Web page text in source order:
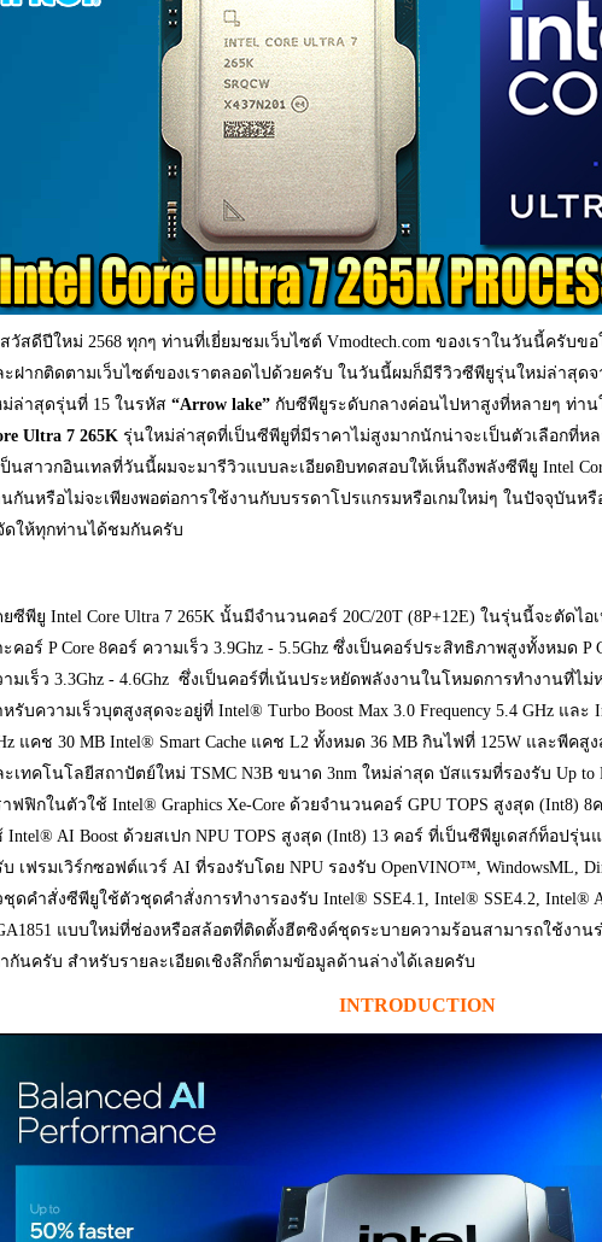
สวัสดีปีใหม่ 2568 ทุกๆ ท่านที่เยี่ยมชมเว็บไซต์ Vmodtech.com ของเราในวันนี้ครับ
ะฝากติดตามเว็บไซต์ของเราตลอดไปด้วยครับ ในวันนี้ผมก็มีรีวิวซีพียูรุ่นใหม่ล่าสุดจ
ม่ล่าสุดรุ่นที่ 15 ในรหัส “Arrow lake” กับซีพียูระดับกลางค่อนไปหาสูงที่หลายๆ ท่า
Ultra 7 265K รุ่นใหม่ล่าสุดที่เป็นซีพียูที่มีราคาไม่สูงมากนักน่าจะเป็นตัวเลือกที่ห
นสาวกอินเทลที่วันนี้ผมจะมารีวิวแบบละเอียดยิบทดสอบให้เห็นถึงพลังซีพียู Intel
นกันหรือไม่จะเพียงพอต่อการใช้งานกับบรรดาโปรแกรมหรือเกมใหม่ๆ ในปัจจุบันห
ดให้ทุกท่านได้ชมกันครับ
ยซีพียู Intel Core Ultra 7 265K นั้นมีจำนวนคอร์ 20C/20T (8P+12E) ในรุ่นนี้จะตัดไอ
คอร์ P Core 8คอร์ ความเร็ว 3.9Ghz - 5.5Ghz ซึ่งเป็นคอร์ประสิทธิภาพสูงทั้งหมด P
ามเร็ว 3.3Ghz - 4.6Ghz ซึ่งเป็นคอร์ที่เน้นประหยัดพลังงานในโหมดการทำงานที่ไ
รับความเร็วบุตสูงสุดจะอยู่ที่ Intel® Turbo Boost Max 3.0 Frequency 5.4 GHz และ
แคช 30 MB Intel® Smart Cache แคช L2 ทั้งหมด 36 MB กินไฟที่ 125W และพีคสู
ะเทคโนโลยีสถาปัตย์ใหม่ TSMC N3B ขนาด 3nm ใหม่ล่าสุด บัสแรมที่รองรับ Up to
าฟฟิกในตัวใช้ Intel® Graphics Xe-Core ด้วยจำนวนคอร์ GPU TOPS สูงสุด (Int8) 8
Intel® AI Boost ด้วยสเปก NPU TOPS สูงสุด (Int8) 13 คอร์ ที่เป็นซีพียูเดสก์ท็อปรุ่
บ เฟรมเวิร์กซอฟต์แวร์ AI ที่รองรับโดย NPU รองรับ OpenVINO™, WindowsML,
ชุดคำสั่งซีพียูใช้ตัวชุดคำสั่งการทำงารองรับ Intel® SSE4.1, Intel® SSE4.2, Intel®
แบบใหม่ที่ช่องหรือสล้อตที่ติดตั้งฮีตซิงค์ชุดระบายความร้อนสามารถใช้งานร่
ากันครับ สำหรับรายละเอียดเชิงลึกก็ตามข้อมูลด้านล่างได้เลยครับ
INTRODUCTION